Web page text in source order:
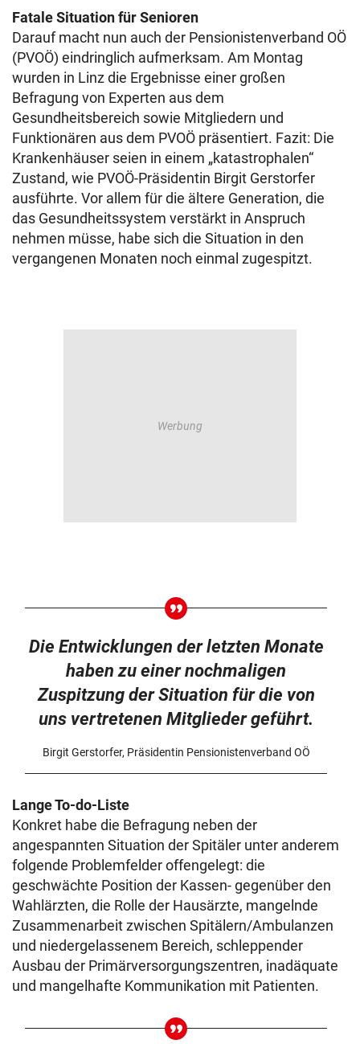
Fatale Situation für Senioren
Darauf macht nun auch der Pensionistenverband OÖ
(PVOÖ) eindringlich aufmerksam. Am Montag
wurden in Linz die Ergebnisse einer großen
Befragung von Experten aus dem
Gesundheitsbereich sowie Mitgliedern und
Funktionären aus dem PVOÖ präsentiert. Fazit: Die
Krankenhäuser seien in einem „katastrophalen“
Zustand, wie PVOÖ-Präsidentin Birgit Gerstorfer
ausführte. Vor allem für die ältere Generation, die
das Gesundheitssystem verstärkt in Anspruch
nehmen müsse, habe sich die Situation in den
vergangenen Monaten noch einmal zugespitzt.
Die Entwicklungen der letzten Monate
haben zu einer nochmaligen
Zuspitzung der Situation für die von
uns vertretenen Mitglieder geführt.
Birgit Gerstorfer, Präsidentin Pensionistenverband OÖ
Lange To-do-Liste
Konkret habe die Befragung neben der
angespannten Situation der Spitäler unter anderem
folgende Problemfelder offengelegt: die
geschwächte Position der Kassen- gegenüber den
Wahlärzten, die Rolle der Hausärzte, man­gelnde
Zusammenarbeit zwischen Spitälern/Ambulanzen
und niedergelassenem Bereich, schleppender
Ausbau der Primärversorgungszentren, inadäquate
und mangelhafte Kommunikation mit Patienten.